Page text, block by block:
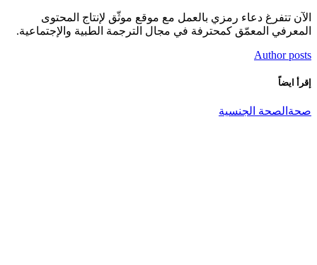
الآن تتفرغ دعاء رمزي بالعمل مع موقع موثّق لإنتاج المحتوى
المعرفي المعمّق كمحترفة في مجال الترجمة الطبية والإجتماعية.
Author posts
إقرأ ايضاً
صحة الصحة الجنسية